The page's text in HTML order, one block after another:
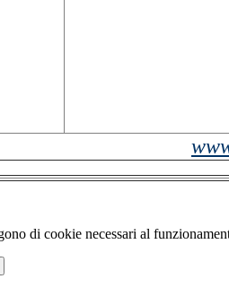
di cookie necessari al